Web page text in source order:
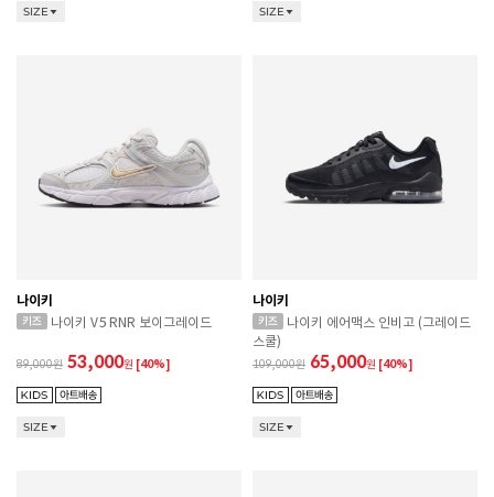
SIZE SIZE
나이키
나이키 V5 RNR 보이그레이드
89,000 53,000원 [40%]
SIZE
나이키
나이키 에어맥스 인비고 (그레이드
스쿨)
109,000 65,000원 [40%]
SIZE